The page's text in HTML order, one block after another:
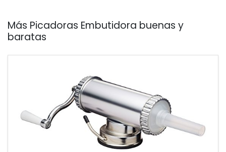
Más Picadoras Embutidora buenas y
baratas